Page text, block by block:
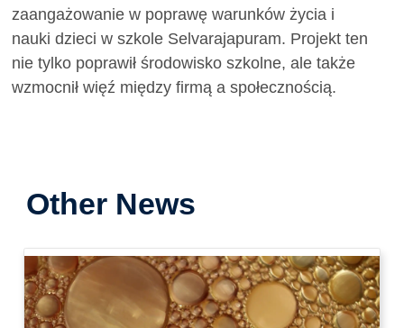
zaangażowanie w poprawę warunków życia i
nauki dzieci w szkole Selvarajapuram. Projekt ten
nie tylko poprawił środowisko szkolne, ale także
wzmocnił więź między firmą a społecznością.
Other News